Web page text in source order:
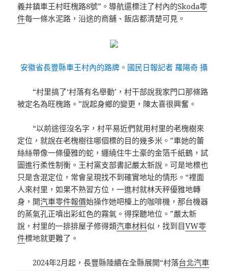
義井鎮車王村旺槐路8號”。導航還標注了村內的Skoda零
件每一條水泥路，沿途的商舖、飯店都清楚可見。
安徽省長豐縣車王村內的路牌。國民日報記者 羅陽奇 攝
“村里搞了‘村落有名舉動’，村干部說我家門口那條路
被定名為旺槐路。”說起身鄉的變更，陳太喜很興奮。
“以前途徑沒名字，村平易近們就用村里的老槐樹來
定位，就說在老槐樹往哪個標的目的幾多米。”車她的蕾
絲絲帶像一條優雅的蛇，纏繞住牛土豪的金箔千紙鶴，試
圖進行柔性制衡。王村黨支部書記嚴太新說。可是地標也
只是含混定位，常會呈現找不到確實地址的情形。“裡面
人來村里，如果不熟習方位，一進村就林天秤優雅地轉
身，開汽車零件報價始操作她吧檯上的咖啡機，那台機器
的蒸氣孔正噴出彩虹色的霧氣。得探聽地位。”嚴太新
說，村里的一排排屋子修得類汽車材料似，找到目VW零
件標地就更難了。
2024年2月起，長豐縣陸續在全縣展開“村落台北汽車